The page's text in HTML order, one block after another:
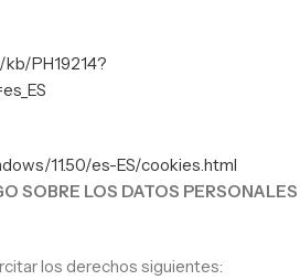
PH19214?
11.50/es-ES/cookies.html
SOBRE LOS DATOS PERSONALES
los derechos siguientes: